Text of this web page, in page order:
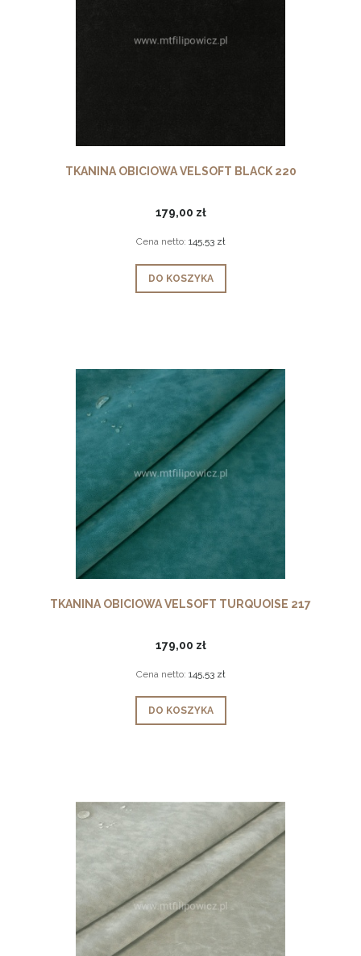
TKANINA OBICIOWA VELSOFT BLACK 220
179,00 zł
Cena netto: 145,53 zł
DO KOSZYKA
TKANINA OBICIOWA VELSOFT TURQUOISE 217
179,00 zł
Cena netto: 145,53 zł
DO KOSZYKA